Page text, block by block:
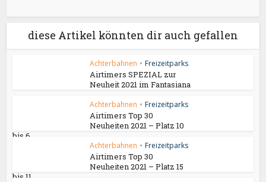
diese Artikel könnten dir auch gefallen
Achterbahnen • Freizeitparks
Airtimers SPEZIAL zur
Neuheit 2021 im Fantasiana
Achterbahnen • Freizeitparks
Airtimers Top 30
Neuheiten 2021 – Platz 10
bis 6
Achterbahnen • Freizeitparks
Airtimers Top 30
Neuheiten 2021 – Platz 15
bis 11